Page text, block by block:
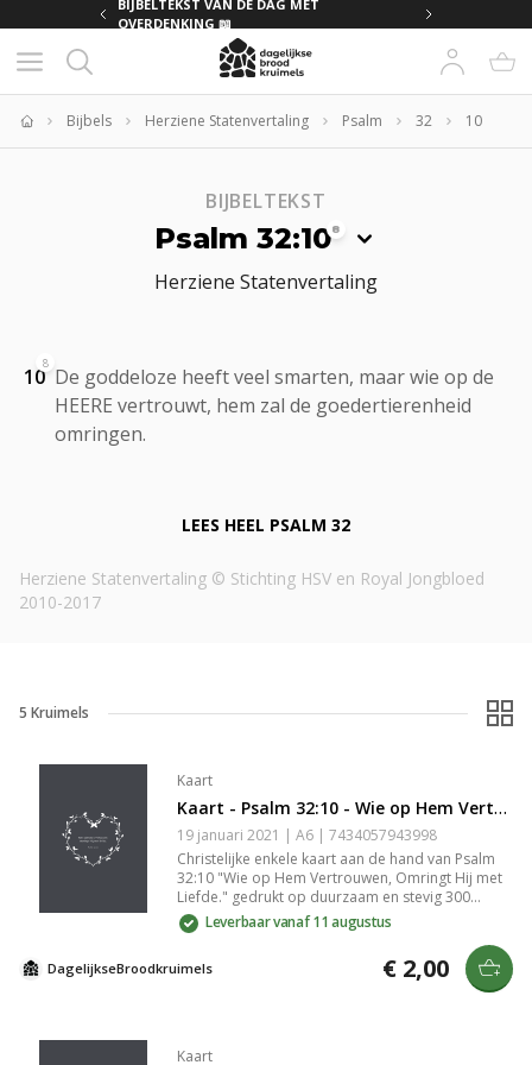
BIJBELTEKST VAN DE DAG MET
OVERDENKING 📖
Home
Bijbels Herziene Statenvertaling Psalm 32 10
BIJBELTEKST
Psalm 32:108
Herziene Statenvertaling
10
8
De goddeloze heeft veel smarten, maar wie op de
HEERE vertrouwt, hem zal de goedertierenheid
omringen.
LEES HEEL PSALM 32
Herziene Statenvertaling © Stichting HSV en Royal Jongbloed
2010-2017
5 Kruimels
Kaart
Kaart - Psalm 32:10 - Wie op Hem Vertrouwen, Omringt Hij met Liefde
19 januari 2021 | A6 | 7434057943998
Christelijke enkele kaart aan de hand van Psalm
32:10 "Wie op Hem Vertrouwen, Omringt Hij met
Liefde." gedrukt op duurzaam en stevig 300
grams papier met een matte look. Op de goed
beschrijfbare achterkant van de kaart staat het
logo van DagelijkseBroodkruimels en een kleine
streepjescode. De achterkant is verder volledig
geleverd met een passende geribbelde kraft
Leverbaar vanaf 11 augustus
DagelijkseBroodkruimels € 2,00
Kaart